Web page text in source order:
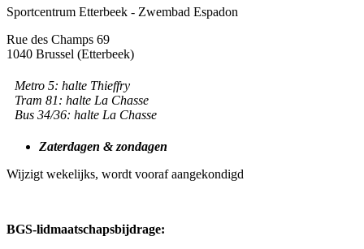
Sportcentrum Etterbeek - Zwembad Espadon
Rue des Champs 69
1040 Brussel (Etterbeek)
Metro 5: halte Thieffry
Tram 81: halte La Chasse
Bus 34/36: halte La Chasse
Zaterdagen & zondagen
Wijzigt wekelijks, wordt vooraf aangekondigd
BGS-lidmaatschapsbijdrage: